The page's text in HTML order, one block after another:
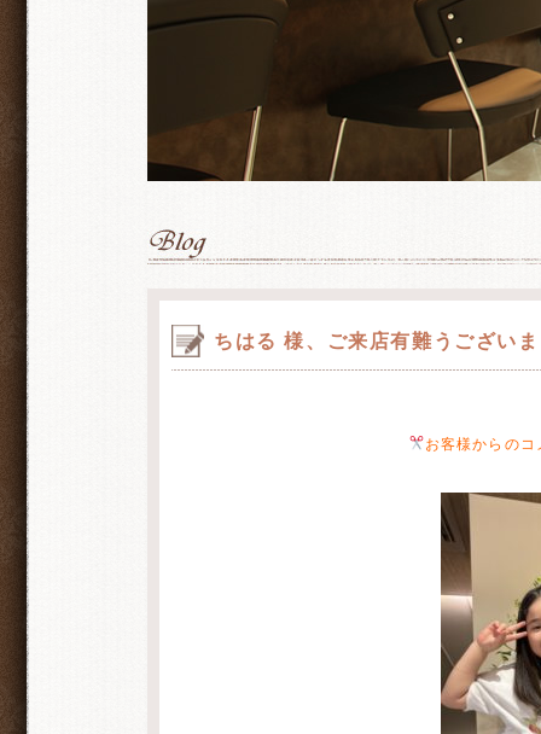
ちはる 様、ご来店有難うござい
お客様からの